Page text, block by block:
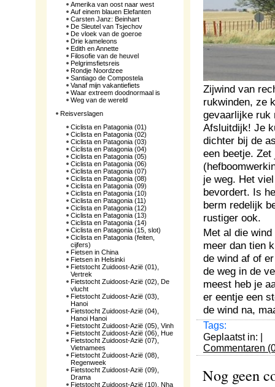
Amerika van oost naar west
Auf einem blauen Elefanten
Carsten Janz: Beinhart
De Sleutel van Tsjechov
De vloek van de goeroe
Drie kameleons
Edith en Annette
Filosofie van de heuvel
Pelgrimsfietsreis
Rondje Noordzee
Santiago de Compostela
Vanaf mijn vakantiefiets
Waar extreem doodnormaal is
Weg van de wereld
Reisverslagen
Ciclista en Patagonia (01)
Ciclista en Patagonia (02)
Ciclista en Patagonia (03)
Ciclista en Patagonia (04)
Ciclista en Patagonia (05)
Ciclista en Patagonia (06)
Ciclista en Patagonia (07)
Ciclista en Patagonia (08)
Ciclista en Patagonia (09)
Ciclista en Patagonia (10)
Ciclista en Patagonia (11)
Ciclista en Patagonia (12)
Ciclista en Patagonia (13)
Ciclista en Patagonia (14)
Ciclista en Patagonia (15, slot)
Ciclista en Patagonia (feiten,
cijfers)
Fietsen in China
Fietsen in Helsinki
Fietstocht Zuidoost-Azië (01),
Vertrek
Fietstocht Zuidoost-Azië (02), De
vlucht
Fietstocht Zuidoost-Azië (03),
Hanoi
Fietstocht Zuidoost-Azië (04),
Hanoi Hanoi
Fietstocht Zuidoost-Azië (05), Vinh
Fietstocht Zuidoost-Azië (06), Hue
Fietstocht Zuidoost-Azië (07),
Vietnamees
Fietstocht Zuidoost-Azië (08),
Regenweek
Fietstocht Zuidoost-Azië (09),
Drama
Fietstocht Zuidoost-Azië (10), Nha
Zijwind van
rukwinden, ze
gevaarlijke ruk
Afsluitdijk! Je
dichter bij de
een beetje.
je weg. Het
bevordert. Is
berm redelijk
rustiger ook.
Met al die wind
meer dan tien
de wind af of
de weg in de
meest heb je
er eentje een
de wind na,
Tags:
Geplaatst in: |
Commentaren
Nog geen